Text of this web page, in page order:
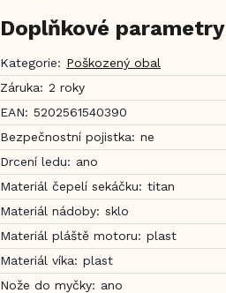
Doplňkové parametry
Kategorie: Poškozený obal
Záruka: 2 roky
EAN: 5202561540390
Bezpečnostní pojistka: ne
Drcení ledu: ano
Materiál čepelí sekáčku: titan
Materiál nádoby: sklo
Materiál pláště motoru: plast
Materiál víka: plast
Nože do myčky: ano